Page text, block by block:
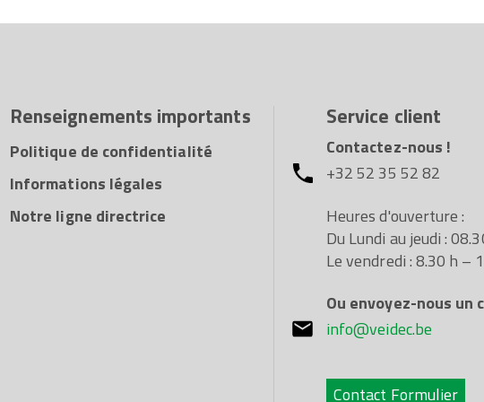
Renseignements importants
Politique de confidentialité
Informations légales
Notre ligne directrice
Service client
Contactez-nous !
+32 52 35 52 82
Heures d'ouverture :
Du Lundi au jeudi :
Le vendredi : 8.30 h –
Ou envoyez-nous un
info@veidec.be
Contact Formulier